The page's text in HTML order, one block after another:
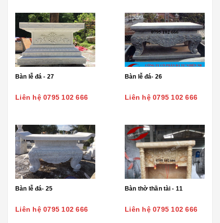
Bàn lễ đá - 27
Liên hệ 0795 102 666
Bàn lễ đá- 26
Liên hệ 0795 102 666
Bàn lễ đá- 25
Liên hệ 0795 102 666
Bàn thờ thần tài - 11
Liên hệ 0795 102 666